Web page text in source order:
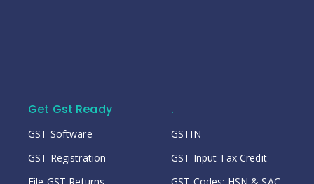
Get Gst Ready
GST Software
GST Registration
.
GSTIN
GST Input Tax Credit